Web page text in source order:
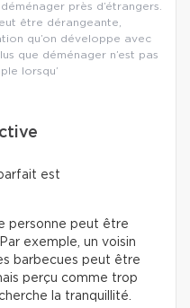
près d’étrangers.
être dérangeante,
qu’on développe avec
que déménager n’est pas
lorsqu’
est
personne peut être
exemple, un voisin
barbecues peut être
perçu comme trop
la tranquillité.